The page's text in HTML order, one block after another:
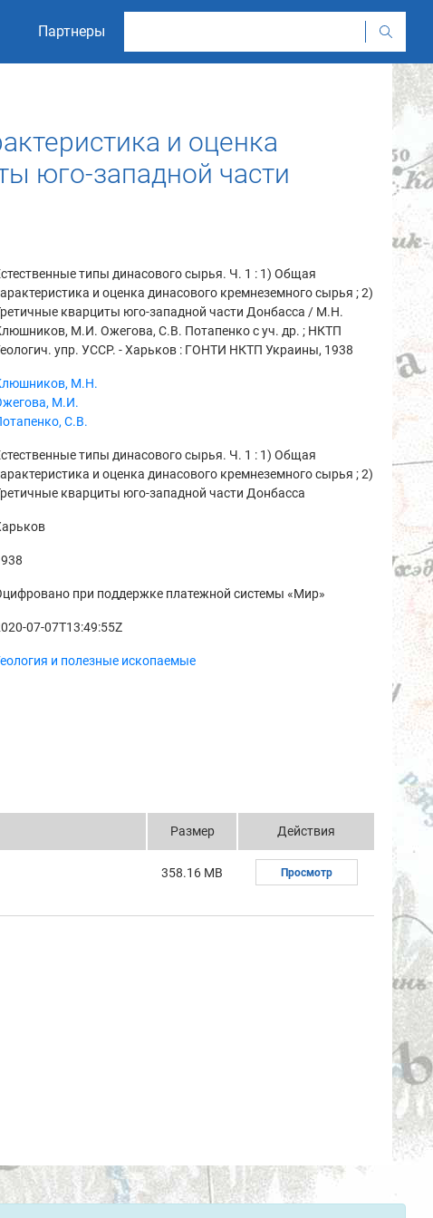
Партнеры
и оценка
юго-западной части
типы динасового сырья. Ч. 1 : 1) Общая
и оценка динасового кремнеземного сырья ; 2)
кварциты юго-западной части Донбасса / М.Н.
М.И. Ожегова, С.В. Потапенко с уч. др. ; НКТП
упр. УССР. - Харьков : ГОНТИ НКТП Украины, 1938
М.Н.
М.И.
С.В.
типы динасового сырья. Ч. 1 : 1) Общая
и оценка динасового кремнеземного сырья ; 2)
кварциты юго-западной части Донбасса
при поддержке платежной системы «Мир»
07-07T13:49:55Z
и полезные ископаемые
Размер Действия
358.16 MB Просмотр